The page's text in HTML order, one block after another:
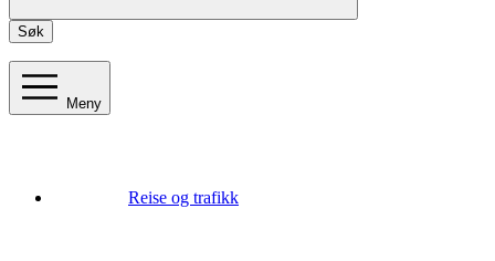
Søk
Meny
Reise og trafikk